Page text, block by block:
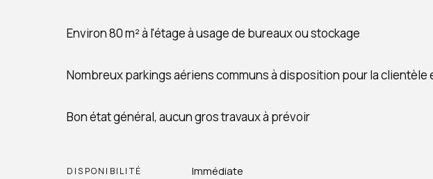
Environ 80 m² à l'étage à usage de bureaux ou stockage
Nombreux parkings aériens communs à disposition pour la clientèle
Bon état général, aucun gros travaux à prévoir
DISPONIBILITÉ Immédiate